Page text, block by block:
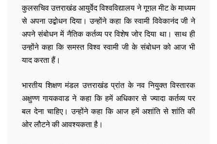
कुलसचिव उत्तराखंड आयुर्वेद विश्वविद्यालय ने गूगल मीट के माध्यम
से अपना उद्बोधन दिया। उन्होंने कहा कि स्वामी विवेकानंद जी ने
अपने संबोधन में नैतिक कर्तव्य पर विशेष जोर दिया था। साथ ही
उन्होंने कहा कि समस्त विश्व स्वामी जी के संबोधन को आज भी
याद करता हैं।
भारतीय शिक्षण मंडल उत्तराखंड प्रांत के नव नियुक्त विस्तारक
अक्षुण्ण गायकवाड ने कहा कि हमें अधिकार से ज्यादा कर्तव्य पर
बल देना चाहिए। उन्होंने कहा कि आज हमें अशांति से शांति की
ओर लौटने की आवश्यकता है।